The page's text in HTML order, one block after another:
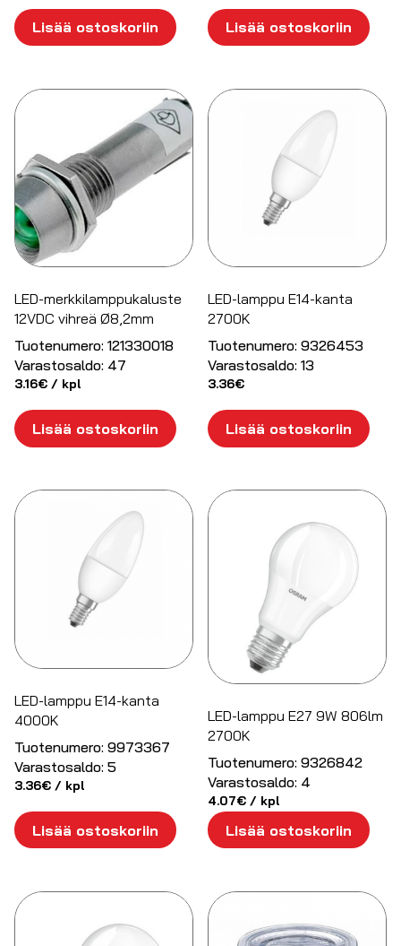
Lisää ostoskoriin Lisää ostoskoriin
LED-merkkilamppukaluste
12VDC vihreä Ø8,2mm
Tuotenumero: 121330018
Varastosaldo: 47
3.16€ / kpl
Lisää ostoskoriin
LED-lamppu E14-kanta
2700K
Tuotenumero: 9326453
Varastosaldo: 13
3.36€
Lisää ostoskoriin
LED-lamppu E14-kanta
4000K
Tuotenumero: 9973367
Varastosaldo: 5
3.36€ / kpl
Lisää ostoskoriin
LED-lamppu E27 9W 806lm
2700K
Tuotenumero: 9326842
Varastosaldo: 4
4.07€ / kpl
Lisää ostoskoriin